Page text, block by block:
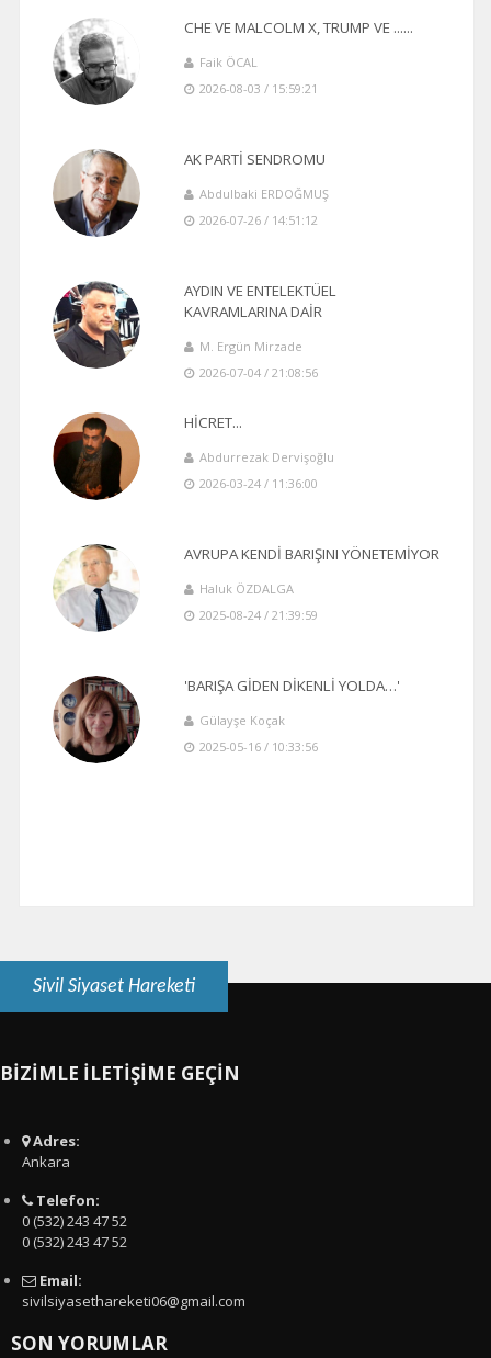
CHE VE MALCOLM X, TRUMP VE ......
Faik ÖCAL
2026-08-03 / 15:59:21
AK PARTİ SENDROMU
Abdulbaki ERDOĞMUŞ
2026-07-26 / 14:51:12
AYDIN VE ENTELEKTÜEL
KAVRAMLARINA DAİR
M. Ergün Mirzade
2026-07-04 / 21:08:56
HİCRET...
Abdurrezak Dervişoğlu
2026-03-24 / 11:36:00
AVRUPA KENDİ BARIŞINI YÖNETEMİYOR
Haluk ÖZDALGA
2025-08-24 / 21:39:59
'BARIŞA GİDEN DİKENLİ YOLDA…'
Gülayşe Koçak
2025-05-16 / 10:33:56
Sivil Siyaset Hareketi
BİZİMLE İLETİŞİME GEÇİN
Adres:
Ankara
Telefon:
0 (532) 243 47 52
0 (532) 243 47 52
Email:
sivilsiyasethareketi06@gmail.com
SON YORUMLAR